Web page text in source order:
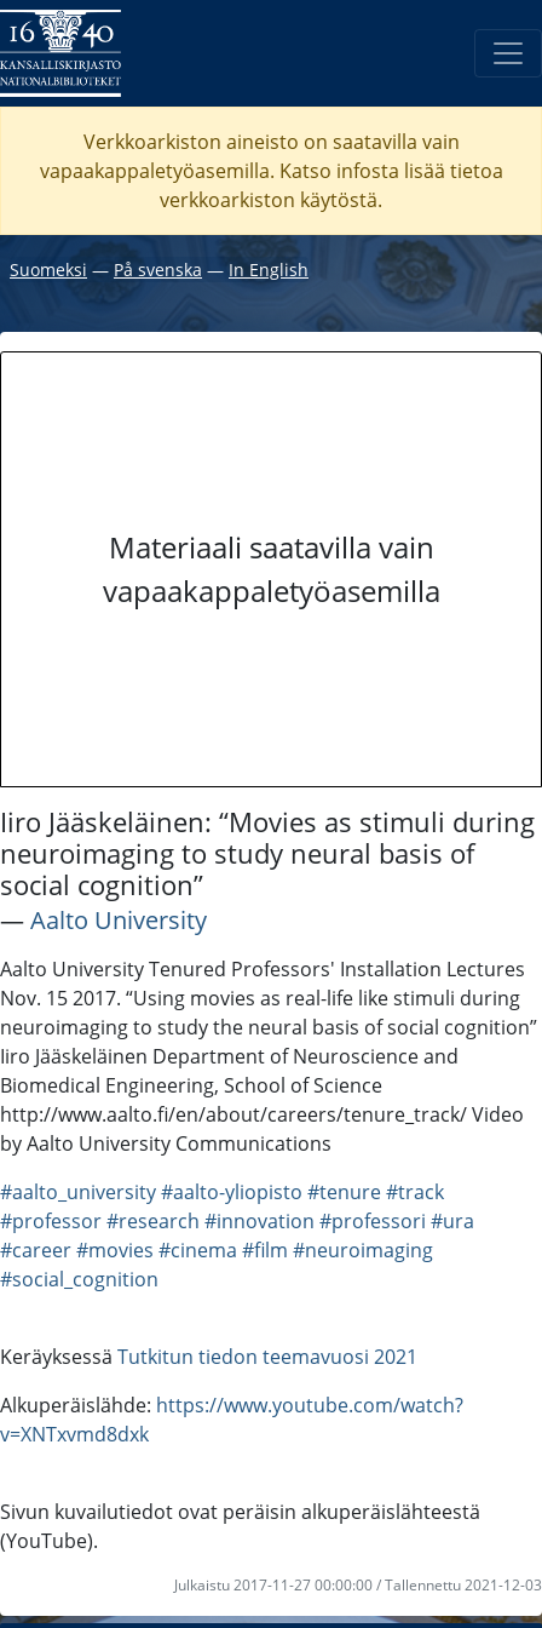
Verkkoarkiston aineisto on saatavilla vain
vapaakappaletyöasemilla. Katso infosta lisää tietoa
verkkoarkiston käytöstä.
Suomeksi ― På svenska ― In English
Materiaali saatavilla vain
vapaakappaletyöasemilla
Iiro Jääskeläinen: “Movies as stimuli during
neuroimaging to study neural basis of
social cognition”
―Aalto University
Aalto University Tenured Professors' Installation Lectures
Nov. 15 2017. “Using movies as real-life like stimuli during
neuroimaging to study the neural basis of social cognition”
Iiro Jääskeläinen Department of Neuroscience and
Biomedical Engineering, School of Science
http://www.aalto.fi/en/about/careers/tenure_track/ Video
by Aalto University Communications
#aalto_university#aalto-yliopisto #tenure#track
#professor#research #innovation #professori #ura
#career#movies #cinema #film #neuroimaging
#social_cognition
Keräyksessä Tutkitun tiedon teemavuosi 2021
Alkuperäislähde: https://www.youtube.com/watch?
v=XNTxvmd8dxk
Sivun kuvailutiedot ovat peräisin alkuperäislähteestä
(YouTube).
Julkaistu 2017-11-27 00:00:00 / Tallennettu 2021-12-03